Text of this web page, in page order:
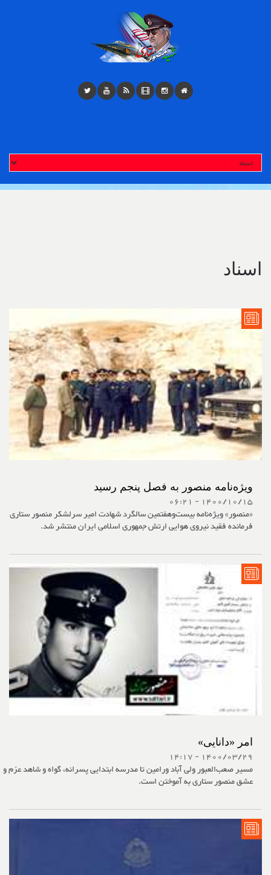
اسناد
ویژه‌نامه منصور به فصل پنجم رسید
1400/10/15 - 06:21
«منصور» ویژه‌نامه بیست‌وهفتمین سالگرد شهادت امیر سرلشکر منصور ستاری
فرمانده فقید نیروی هوایی ارتش جمهوری اسلامی ایران منتشر شد.
امر «دانایی»
1400/03/29 - 14:17
مسیر صعب‌العبور ولی آباد ورامین تا مدرسه ابتدایی پسرانه، گواه و شاهد عزم و
عشق منصور ستاری به آموختن است.